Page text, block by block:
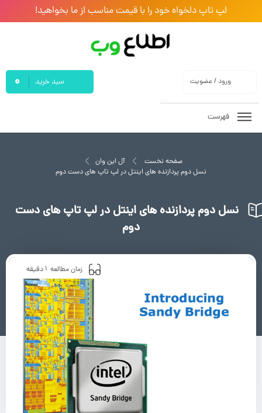
لپ تاپ دلخواه خود را با قیمت مناسب از ما بخواهید!
ورود / عضویت سبد خرید 0
فهرست
صفحه نخست
آل این وان
نسل دوم پردازنده های اینتل در لپ تاپ های دست دوم
نسل دوم پردازنده های اینتل در لپ تاپ های دست
دوم
زمان مطالعه 1 دقیقه